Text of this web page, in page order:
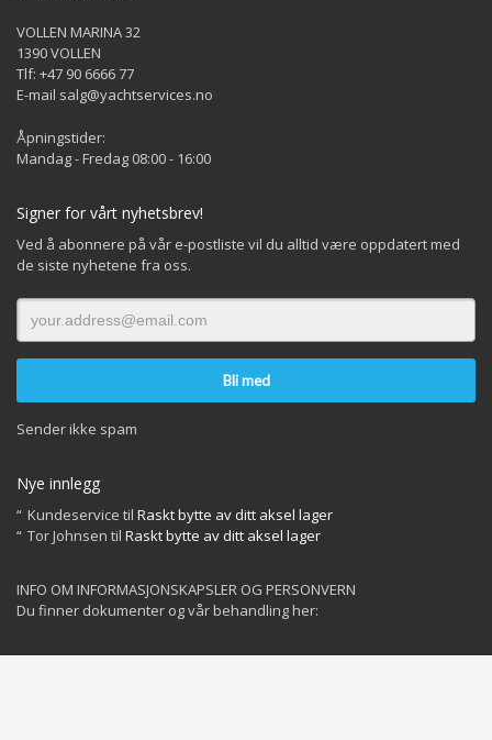
VOLLEN MARINA 32
1390 VOLLEN
Tlf: +47 90 6666 77
E-mail salg@yachtservices.no
Åpningstider:
Mandag - Fredag 08:00 - 16:00
Signer for vårt nyhetsbrev!
Ved å abonnere på vår e-postliste vil du alltid være oppdatert med
de siste nyhetene fra oss.
Sender ikke spam
Nye innlegg
Kundeservice til Raskt bytte av ditt aksel lager
Tor Johnsen til Raskt bytte av ditt aksel lager
INFO OM INFORMASJONSKAPSLER OG PERSONVERN
Du finner dokumenter og vår behandling her: